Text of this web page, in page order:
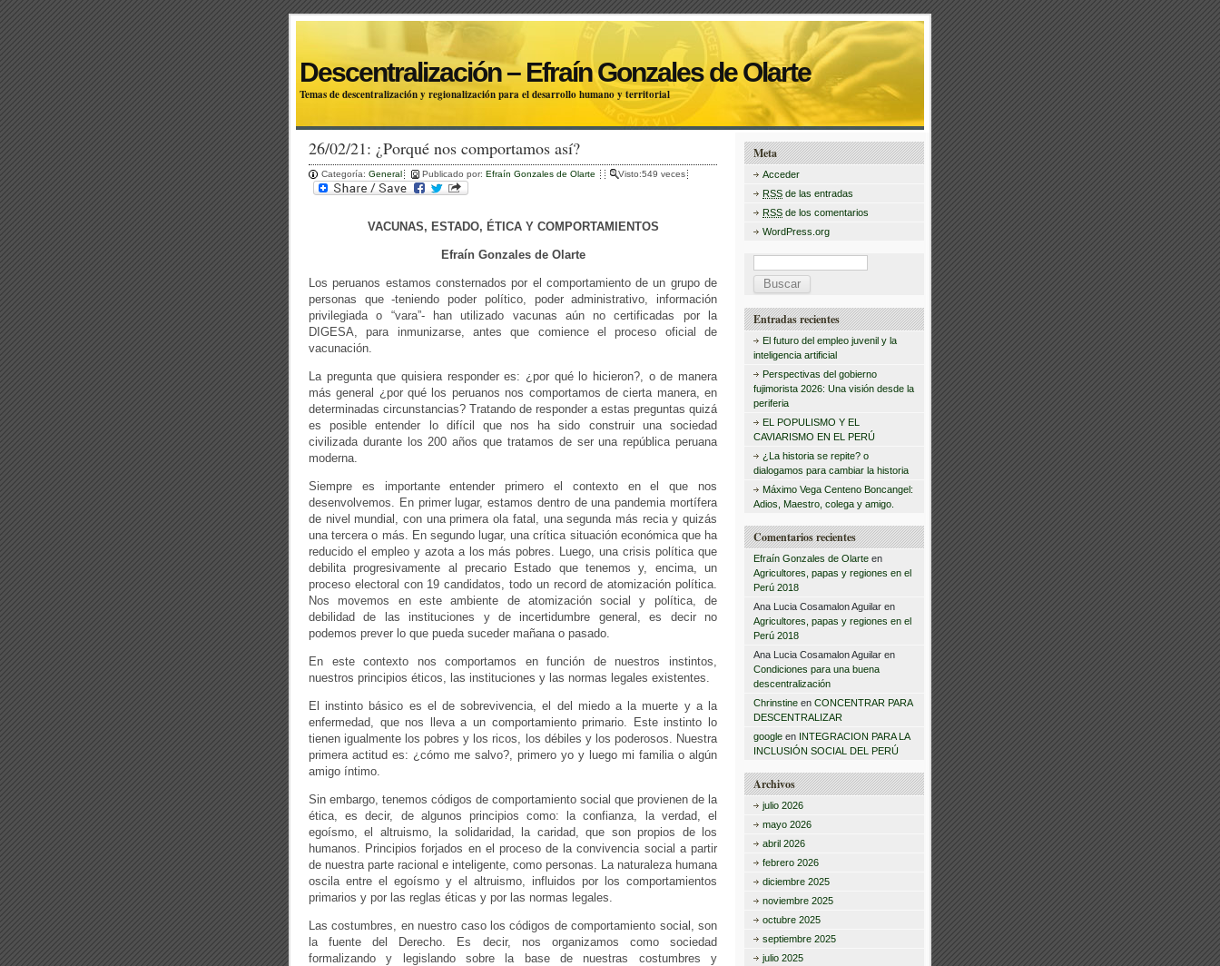
Descentralización – Efraín Gonzales de Olarte
Temas de descentralización y regionalización para el desarrollo humano y territorial
26/02/21: ¿Porqué nos comportamos así?
Categoría: General Publicado por: Efraín Gonzales de Olarte Visto:549 veces
VACUNAS, ESTADO, ÉTICA Y COMPORTAMIENTOS
Efraín Gonzales de Olarte
Los peruanos estamos consternados por el comportamiento de un grupo de
personas que -teniendo poder político, poder administrativo, información
privilegiada o “vara”- han utilizado vacunas aún no certificadas por la
DIGESA, para inmunizarse, antes que comience el proceso oficial de
vacunación.
La pregunta que quisiera responder es: ¿por qué lo hicieron?, o de manera
más general ¿por qué los peruanos nos comportamos de cierta manera, en
determinadas circunstancias? Tratando de responder a estas preguntas quizá
es posible entender lo difícil que nos ha sido construir una sociedad
civilizada durante los 200 años que tratamos de ser una república peruana
moderna.
Siempre es importante entender primero el contexto en el que nos
desenvolvemos. En primer lugar, estamos dentro de una pandemia mortífera
de nivel mundial, con una primera ola fatal, una segunda más recia y quizás
una tercera o más. En segundo lugar, una crítica situación económica que ha
reducido el empleo y azota a los más pobres. Luego, una crisis política que
debilita progresivamente al precario Estado que tenemos y, encima, un
proceso electoral con 19 candidatos, todo un record de atomización política.
Nos movemos en este ambiente de atomización social y política, de
debilidad de las instituciones y de incertidumbre general, es decir no
podemos prever lo que pueda suceder mañana o pasado.
En este contexto nos comportamos en función de nuestros instintos,
nuestros principios éticos, las instituciones y las normas legales existentes.
El instinto básico es el de sobrevivencia, el del miedo a la muerte y a la
enfermedad, que nos lleva a un comportamiento primario. Este instinto lo
tienen igualmente los pobres y los ricos, los débiles y los poderosos. Nuestra
primera actitud es: ¿cómo me salvo?, primero yo y luego mi familia o algún
amigo íntimo.
Sin embargo, tenemos códigos de comportamiento social que provienen de la
ética, es decir, de algunos principios como: la confianza, la verdad, el
egoísmo, el altruismo, la solidaridad, la caridad, que son propios de los
humanos. Principios forjados en el proceso de la convivencia social a partir
de nuestra parte racional e inteligente, como personas. La naturaleza humana
oscila entre el egoísmo y el altruismo, influidos por los comportamientos
primarios y por las reglas éticas y por las normas legales.
Las costumbres, en nuestro caso los códigos de comportamiento social, son
la fuente del Derecho. Es decir, nos organizamos como sociedad
formalizando y legislando sobre la base de nuestras costumbres y
Meta
Acceder
RSS de las entradas
RSS de los comentarios
WordPress.org
B
u
s
c
r
Entradas recientes
El futuro del empleo juvenil y la
inteligencia artificial
Perspectivas del gobierno
fujimorista 2026: Una visión desde la
periferia
EL POPULISMO Y EL
CAVIARISMO EN EL PERÚ
¿La historia se repite? o
dialogamos para cambiar la historia
Máximo Vega Centeno Boncangel:
Adios, Maestro, colega y amigo.
Comentarios recientes
Efraín Gonzales de Olarte en
Agricultores, papas y regiones en el
Perú 2018
Ana Lucia Cosamalon Aguilar en
Agricultores, papas y regiones en el
Perú 2018
Ana Lucia Cosamalon Aguilar en
Condiciones para una buena
descentralización
Chrinstine en CONCENTRAR PARA
DESCENTRALIZAR
google en INTEGRACION PARA LA
INCLUSIÓN SOCIAL DEL PERÚ
Archivos
julio 2026
mayo 2026
abril 2026
febrero 2026
diciembre 2025
noviembre 2025
octubre 2025
septiembre 2025
julio 2025